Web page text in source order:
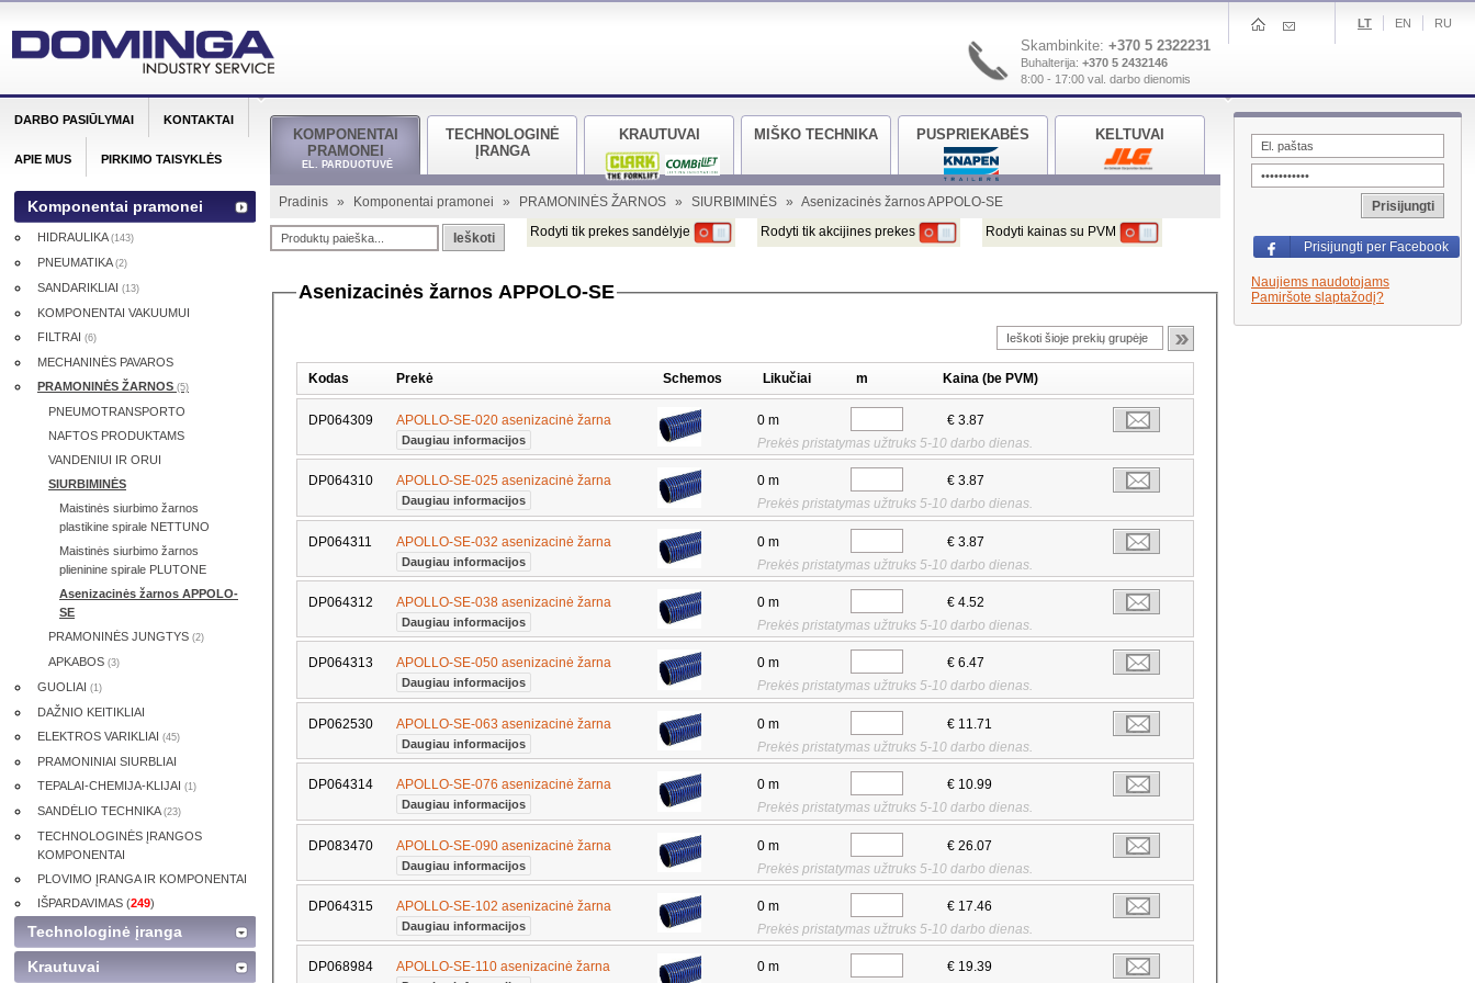
Skambinkite: +370 5 2322231
Buhalterija: +370 5 2432146
8:00 - 17:00 val. darbo dienomis
LT EN RU
KOMPONENTAI
PRAMONEI
EL. PARDUOTUVĖ
TECHNOLOGINĖ
ĮRANGA
KRAUTUVAI MIŠKO TECHNIKA PUSPRIEKABĖS KELTUVAI
Pradinis » Komponentai pramonei » PRAMONINĖS ŽARNOS » SIURBIMINĖS » Asenizacinės žarnos APPOLO-SE
Ieškoti Rodyti tik prekes sandėlyje Rodyti tik akcijines prekes Rodyti kainas su PVM
Asenizacinės žarnos APPOLO-SE
Kodas Prekė Schemos Likučiai m Kaina (be PVM)
DP064309 APOLLO-SE-020 asenizacinė žarna
Daugiau informacijos
0 m
Prekės pristatymas užtruks 5-10 darbo dienas.
€ 3.87
DP064310 APOLLO-SE-025 asenizacinė žarna
Daugiau informacijos
0 m
Prekės pristatymas užtruks 5-10 darbo dienas.
€ 3.87
DP064311 APOLLO-SE-032 asenizacinė žarna
Daugiau informacijos
0 m
Prekės pristatymas užtruks 5-10 darbo dienas.
€ 3.87
DP064312 APOLLO-SE-038 asenizacinė žarna
Daugiau informacijos
0 m
Prekės pristatymas užtruks 5-10 darbo dienas.
€ 4.52
DP064313 APOLLO-SE-050 asenizacinė žarna
Daugiau informacijos
0 m
Prekės pristatymas užtruks 5-10 darbo dienas.
€ 6.47
DP062530 APOLLO-SE-063 asenizacinė žarna
Daugiau informacijos
0 m
Prekės pristatymas užtruks 5-10 darbo dienas.
€ 11.71
DP064314 APOLLO-SE-076 asenizacinė žarna
Daugiau informacijos
0 m
Prekės pristatymas užtruks 5-10 darbo dienas.
€ 10.99
DP083470 APOLLO-SE-090 asenizacinė žarna
Daugiau informacijos
0 m
Prekės pristatymas užtruks 5-10 darbo dienas.
€ 26.07
DP064315 APOLLO-SE-102 asenizacinė žarna
Daugiau informacijos
0 m
Prekės pristatymas užtruks 5-10 darbo dienas.
€ 17.46
DP068984 APOLLO-SE-110 asenizacinė žarna
0 m
€ 19.39
DARBO PASIŪLYMAI KONTAKTAI
APIE MUS PIRKIMO TAISYKLĖS
Komponentai pramonei
HIDRAULIKA (143)
PNEUMATIKA (2)
SANDARIKLIAI (13)
KOMPONENTAI VAKUUMUI
FILTRAI (6)
MECHANINĖS PAVAROS
PRAMONINĖS ŽARNOS (5)
PNEUMOTRANSPORTO
NAFTOS PRODUKTAMS
VANDENIUI IR ORUI
SIURBIMINĖS
Maistinės siurbimo žarnos
plastikine spirale NETTUNO
Maistinės siurbimo žarnos
plieninine spirale PLUTONE
Asenizacinės žarnos APPOLO-
SE
PRAMONINĖS JUNGTYS (2)
APKABOS (3)
GUOLIAI (1)
DAŽNIO KEITIKLIAI
ELEKTROS VARIKLIAI (45)
PRAMONINIAI SIURBLIAI
TEPALAI-CHEMIJA-KLIJAI (1)
SANDĖLIO TECHNIKA (23)
TECHNOLOGINĖS ĮRANGOS
KOMPONENTAI
PLOVIMO ĮRANGA IR KOMPONENTAI
IŠPARDAVIMAS (249)
Technologinė įranga
Krautuvai
Prisijungti
Prisijungti per Facebook
Naujiems naudotojams
Pamiršote slaptažodį?